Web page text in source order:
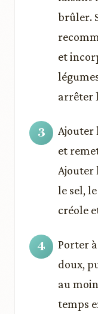
brûler.
et
arrêter
Ajouter
et
Ajouter
le sel,
créole
Porter
doux,
au
temps